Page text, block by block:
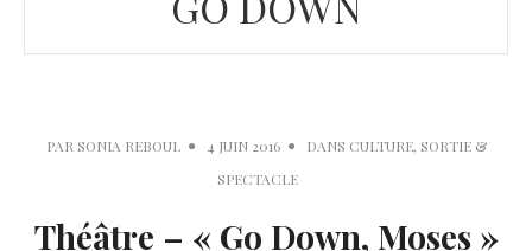
PAR SONIA REBOUL 4 JUIN 2016 DANS CULTURE, SORTIE &
SPECTACLE
Théâtre – « Go Down, Moses »